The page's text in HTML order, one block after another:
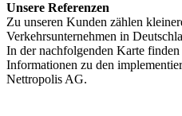
Unsere Referenzen
Zu unseren Kunden zählen
Verkehrsunternehmen in
In der nachfolgenden Karte
Informationen zu den
Nettropolis AG.